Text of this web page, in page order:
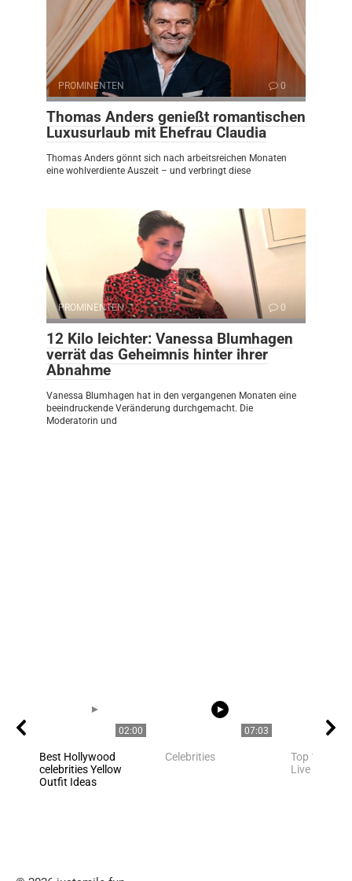
PROMINENTEN 0
Thomas Anders genießt romantischen
Luxusurlaub mit Ehefrau Claudia
Thomas Anders gönnt sich nach arbeitsreichen Monaten
eine wohlverdiente Auszeit – und verbringt diese
PROMINENTEN 0
12 Kilo leichter: Vanessa Blumhagen
verrät das Geheimnis hinter ihrer
Abnahme
Vanessa Blumhagen hat in den vergangenen Monaten eine
beeindruckende Veränderung durchgemacht. Die
Moderatorin und
02:00
Best Hollywood
celebrities Yellow
Outfit Ideas
07:03
Celebrities
Top 10
Live in